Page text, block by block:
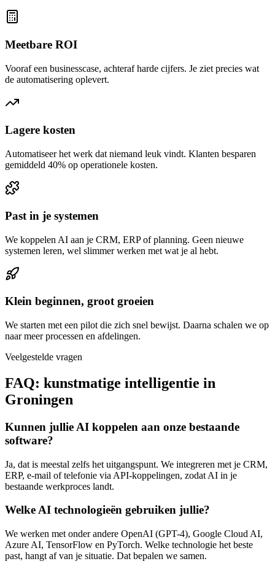
Meetbare ROI
Vooraf een businesscase, achteraf harde cijfers. Je ziet precies wat
de automatisering oplevert.
Lagere kosten
Automatiseer het werk dat niemand leuk vindt. Klanten besparen
gemiddeld 40% op operationele kosten.
Past in je systemen
We koppelen AI aan je CRM, ERP of planning. Geen nieuwe
systemen leren, wel slimmer werken met wat je al hebt.
Klein beginnen, groot groeien
We starten met een pilot die zich snel bewijst. Daarna schalen we op
naar meer processen en afdelingen.
Veelgestelde vragen
FAQ: kunstmatige intelligentie in
Groningen
Kunnen jullie AI koppelen aan onze bestaande
software?
Ja, dat is meestal zelfs het uitgangspunt. We integreren met je CRM,
ERP, e-mail of telefonie via API-koppelingen, zodat AI in je
bestaande werkproces landt.
Welke AI technologieën gebruiken jullie?
We werken met onder andere OpenAI (GPT-4), Google Cloud AI,
Azure AI, TensorFlow en PyTorch. Welke technologie het beste
past, hangt af van je situatie. Dat bepalen we samen.